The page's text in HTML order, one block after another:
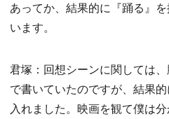
あってか、結果的に『踊る』
います。
君塚：回想シーンに関しては
で書いていたのですが、結果
入れました。映画を観て僕は